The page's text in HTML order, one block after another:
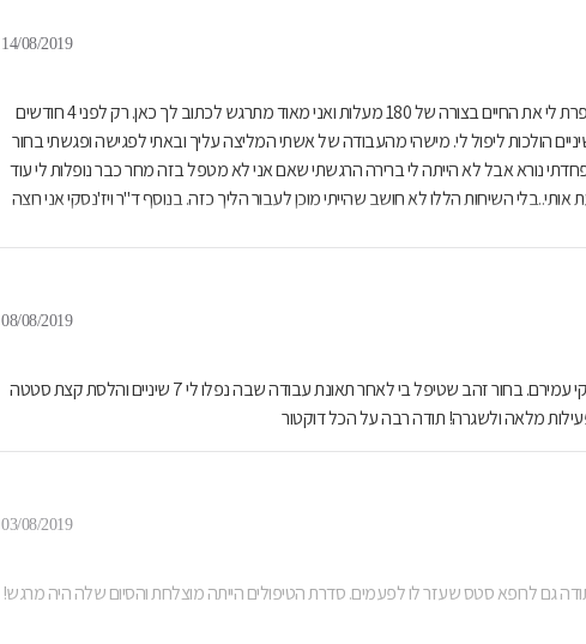
14/08/2019
ד"ר ויז'נסקי עמירם אני מאחל לך מכל הלב רק הצלחה ובריאות! שיפרת לי את החיים בצורה של 180 מעלות ואני מאוד מתרגש לכתוב לך כאן. רק לפני 4 חודשים
הולכות ליפול לי. מישהי מהעבודה של אשתי המליצה עליך ובאתי לפגישה ופגשתי בחור
נורא אבל לא הייתה לי ברירה הרגשתי שאם אני לא מטפל בזה מחר כבר נופלות לי עוד
השיחות הללו לא חושב שהייתי מוכן לעבור הליך כזה. בנוסף ד"ר ויז'נסקי אני רוצה
שקצת כאב לי עצרת רגע ונתת לי לנשום אוויר וזה לא מובן מאליו. תודה גם לכל צוות
08/08/2019
מאוד מרוצה מהשירות , הסבלנות, הרוגע והמקצועיות של ד"ר ויז'נסקי עמירם. בחור זהב שטיפל בי לאחר תאונת עבודה שבה נפלו לי 7 שיניים והלסת קצת סטטה
מלאה ולשגרה! תודה רבה על הכל דוקטור
03/08/2019
גם לרופא סטס שעזר לו לפעמים. סדרת הטיפולים הייתה מוצלחת והסיום שלה היה מרגש!